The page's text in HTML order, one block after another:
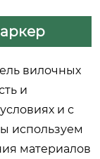
вилочных
и
и с
используем
материалов